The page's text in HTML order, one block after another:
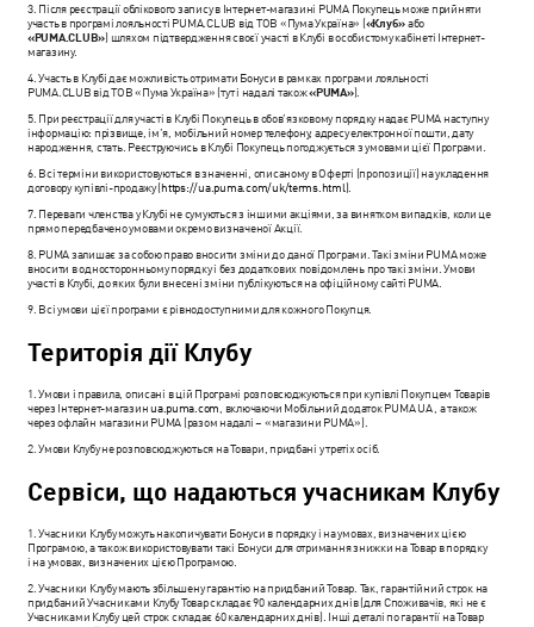
3. Після реєстрації облікового запису в Інтернет-магазині PUMA Покупець може прийняти
участь в програмі лояльності PUMA.CLUB від ТОВ «Пума Україна» («Клуб»або
«PUMA.CLUB») шляхом підтвердження своєї участі в Клубі в особистому кабінеті Інтернет-
магазину.
4. Участь в Клубі дає можливість отримати Бонуси в рамках програми лояльності
PUMA.CLUB від ТОВ «Пума Україна» (тут і надалі також«PUMA»).
5. При реєстрації для участі в Клубі Покупець в обов’язковому порядку надає PUMA наступну
інформацію: прізвище, ім’я, мобільний номер телефону, адресу електронної пошти, дату
народження, стать. Реєструючись в Клубі Покупець погоджується з умовами цієї Програми.
6. Всі терміни використовуються в значенні, описаному в Оферті (пропозиції) на укладення
договору купівлі-продажу (https://ua.puma.com/uk/terms.html).
7. Переваги членства у Клубі не сумуються з іншими акціями, за винятком випадків, коли це
прямо передбачено умовами окремо визначеної Акції.
8. PUMA залишає за собою право вносити зміни до даної Програми. Такі зміни PUMA може
вносити в односторонньому порядку і без додаткових повідомлень про такі зміни. Умови
участі в Клубі, до яких були внесені зміни публікуються на офіційному сайті PUMA.
9. Всі умови цієї програми є рівнодоступними для кожного Покупця.
Територія дії Клубу
1. Умови і правила, описані в цій Програмі розповсюджуються при купівлі Покупцем Товарів
через Інтернет-магазинua.puma.com , включаючи Мобільний додаток PUMA UA , а також
через офлайн магазини PUMA (разом надалі – «магазини PUMA»).
2. Умови Клубу не розповсюджуються на Товари, придбані у третіх осіб.
Сервіси, що надаються учасникам Клубу
1. Учасники Клубу можуть накопичувати Бонуси в порядку і на умовах, визначених цією
Програмою, а також використовувати такі Бонуси для отримання знижки на Товар в порядку
і на умовах, визначених цією Програмою.
2. Учасники Клубу мають збільшену гарантію на придбаний Товар. Так, гарантійний строк на
придбаний Учасниками Клубу Товар складає 90 календарних днів (для Споживачів, які не є
Учасниками Клубу цей строк складає 60 календарних днів). Інші деталі по гарантії на Товар